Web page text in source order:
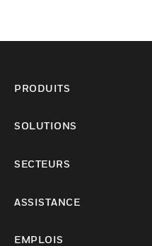
PRODUITS
SOLUTIONS
SECTEURS
ASSISTANCE
EMPLOIS